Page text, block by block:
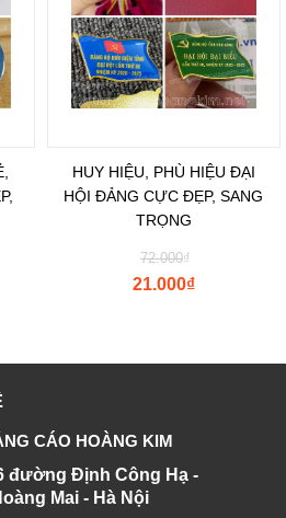
HUY HIỆU, PHÙ HIỆU ĐẠI
HỘI ĐẢNG CỰC ĐẸP, SANG
TRỌNG
₫
72.000
₫
21.000
CÁO HOÀNG KIM
đường Định Công Hạ -
Mai - Hà Nội